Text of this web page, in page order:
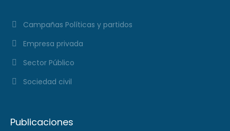
Campañas Políticas y partidos
Empresa privada
Sector Público
Sociedad civil
Publicaciones